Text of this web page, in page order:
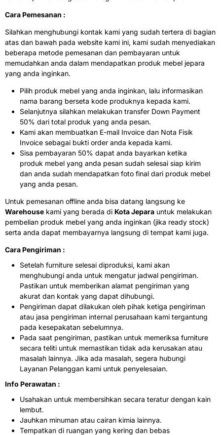
Cara Pemesanan :
Silahkan menghubungi kontak kami yang sudah tertera di bagian
atas dan bawah pada website kami ini, kami sudah menyediakan
beberapa metode pemesanan dan pembayaran untuk
memudahkan anda dalam mendapatkan produk mebel jepara
yang anda inginkan.
Pilih produk mebel yang anda inginkan, lalu informasikan
nama barang berseta kode produknya kepada kami.
Selanjutnya silahkan melakukan transfer Down Payment
50% dari total produk yang anda pesan.
Kami akan membuatkan E-mail Invoice dan Nota Fisik
Invoice sebagai bukti order anda kepada kami.
Sisa pembayaran 50% dapat anda bayarkan ketika
produk mebel yang anda pesan sudah selesai siap kirim
dan anda sudah mendapatkan foto final dari produk mebel
yang anda pesan.
Untuk pemesanan offline anda bisa datang langsung ke
Warehouse kami yang berada di Kota Jepara untuk melakukan
pembelian produk mebel yang anda inginkan (jika ready stock)
serta anda dapat membayarnya langsung di tempat kami juga.
Cara Pengiriman :
Setelah furniture selesai diproduksi, kami akan
menghubungi anda untuk mengatur jadwal pengiriman.
Pastikan untuk memberikan alamat pengiriman yang
akurat dan kontak yang dapat dihubungi.
Pengiriman dapat dilakukan oleh pihak ketiga pengiriman
atau jasa pengiriman internal perusahaan kami tergantung
pada kesepakatan sebelumnya.
Pada saat pengiriman, pastikan untuk memeriksa furniture
secara teliti untuk memastikan tidak ada kerusakan atau
masalah lainnya. Jika ada masalah, segera hubungi
Layanan Pelanggan kami untuk penyelesaian.
Info Perawatan :
Usahakan untuk membersihkan secara teratur dengan kain
lembut.
Jauhkan minuman atau cairan kimia lainnya.
Tempatkan di ruangan yang kering dan bebas